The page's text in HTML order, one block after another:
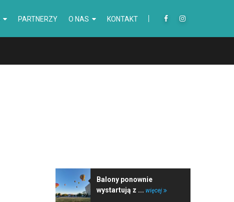
PARTNERZY O NAS KONTAKT
Balony ponownie
wystartują z ... więcej